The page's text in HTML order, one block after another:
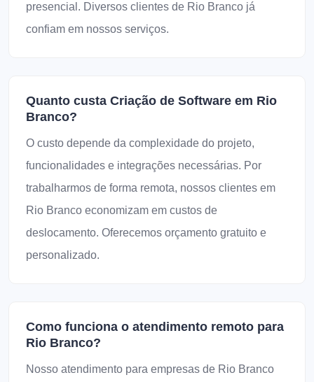
presencial. Diversos clientes de Rio Branco já
confiam em nossos serviços.
Quanto custa Criação de Software em Rio
Branco?
O custo depende da complexidade do projeto,
funcionalidades e integrações necessárias. Por
trabalharmos de forma remota, nossos clientes em
Rio Branco economizam em custos de
deslocamento. Oferecemos orçamento gratuito e
personalizado.
Como funciona o atendimento remoto para
Rio Branco?
Nosso atendimento para empresas de Rio Branco